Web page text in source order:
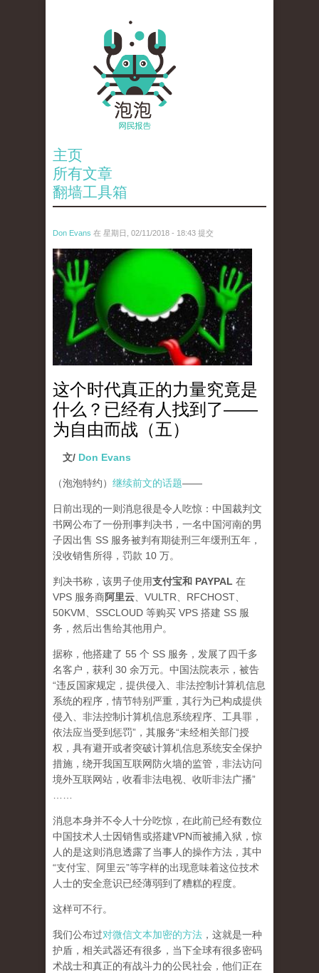
主页
所有文章
翻墙工具箱
Don Evans 在 星期日, 02/11/2018 - 18:43 提交
wechatimg1429.jpeg
这个时代真正的力量究竟是
什么？已经有人找到了——
为自由而战（五）
文/ Don Evans
（泡泡特约） 继续前文的话题——
日前出现的一则消息很是令人吃惊：中国裁判文
书网公布了一份刑事判决书，一名中国河南的男
子因出售 SS 服务被判有期徒刑三年缓刑五年，
没收销售所得，罚款 10 万。
判决书称，该男子使用支付宝和 PAYPAL 在
VPS 服务商阿里云 、VULTR、RFCHOST、
50KVM、SSCLOUD 等购买 VPS 搭建 SS 服
务，然后出售给其他用户。
据称，他搭建了 55 个 SS 服务，发展了四千多
名客户，获利 30 余万元。中国法院表示，被告
“违反国家规定，提供侵入、非法控制计算机信息
系统的程序，情节特别严重，其行为已构成提供
侵入、非法控制计算机信息系统程序、工具罪，
依法应当受到惩罚”，其服务“未经相关部门授
权，具有避开或者突破计算机信息系统安全保护
措施，绕开我国互联网防火墙的监管，非法访问
境外互联网站，收看非法电视、收听非法广播”
消息本身并不令人十分吃惊，在此前已经有数位
中国技术人士因销售或搭建VPN而被捕入狱，惊
人的是这则消息透露了当事人的操作方法，其中
“支付宝、阿里云”等字样的出现意味着这位技术
人士的安全意识已经薄弱到了糟糕的程度。
这样可不行。
我们公布过对微信文本加密的方法 ，这就是一种
护盾，相关武器还有很多，当下全球有很多密码
术战士和真正的有战斗力的公民社会，他们正在